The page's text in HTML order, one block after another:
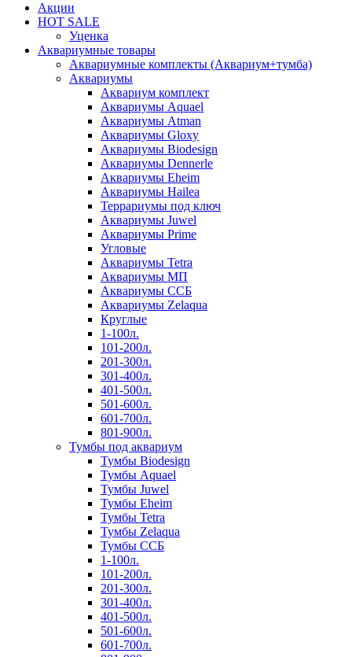
Акции
HOT SALE
Уценка
Аквариумные товары
Аквариумные комплекты (Аквариум+тумба)
Аквариумы
Аквариум комплект
Аквариумы Aquael
Аквариумы Atman
Аквариумы Gloxy
Аквариумы Biodesign
Аквариумы Dennerle
Аквариумы Eheim
Аквариумы Hailea
Террариумы под ключ
Аквариумы Juwel
Аквариумы Prime
Угловые
Аквариумы Tetra
Аквариумы МП
Аквариумы ССБ
Аквариумы Zelaqua
Круглые
1-100л.
101-200л.
201-300л.
301-400л.
401-500л.
501-600л.
601-700л.
801-900л.
Тумбы под аквариум
Тумбы Biodesign
Тумбы Aquael
Тумбы Juwel
Тумбы Eheim
Тумбы Tetra
Тумбы Zelaqua
Тумбы ССБ
1-100л.
101-200л.
201-300л.
301-400л.
401-500л.
501-600л.
601-700л.